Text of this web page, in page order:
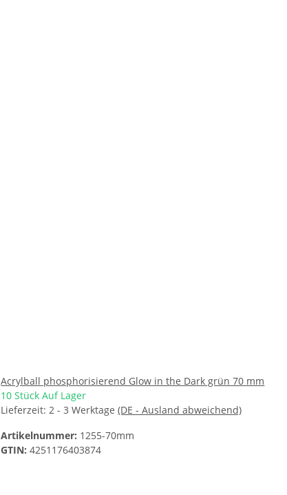
Acrylball phosphorisierend Glow in the Dark grün 70 mm
10 Stück Auf Lager
Lieferzeit:2 - 3 Werktage(DE - Ausland abweichend)
Artikelnummer: 1255-70mm
GTIN: 4251176403874